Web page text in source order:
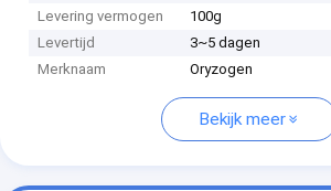
Levering vermogen
100g
Levertijd
3~5 dagen
Merknaam
Oryzogen
Bekijk meer